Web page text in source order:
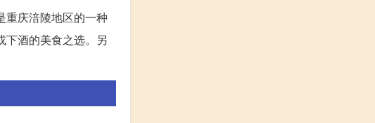
重庆涪陵地区的一种
下酒的美食之选。另